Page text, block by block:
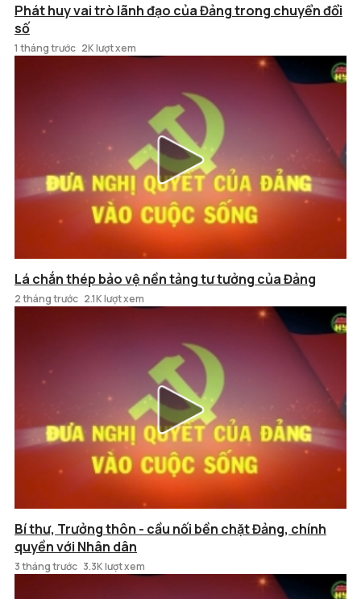
Phát huy vai trò lãnh đạo của Đảng trong chuyển đổi
số
1 tháng trước 2K lượt xem
Lá chắn thép bảo vệ nền tảng tư tưởng của Đảng
2 tháng trước 2.1K lượt xem
Bí thư, Trưởng thôn - cầu nối bền chặt Đảng, chính
quyền với Nhân dân
3 tháng trước 3.3K lượt xem